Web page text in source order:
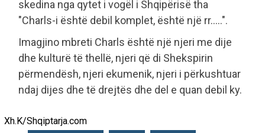
skedina nga qytet i vogël i Shqipërisë tha
"Charls-i është debil komplet, është një rr.....".
Imagjino mbreti Charls është një njeri me dije
dhe kulturë të thellë, njeri që di Shekspirin
përmendësh, njeri ekumenik, njeri i përkushtuar
ndaj dijes dhe të drejtës dhe del e quan debil ky.
Xh.K/Shqiptarja.com